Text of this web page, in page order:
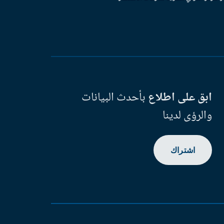
ابق على اطلاعبأحدث البيانات
والرؤى لدينا
اشتراك